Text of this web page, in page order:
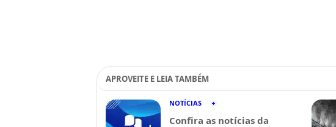
APROVEITE E LEIA TAMBÉM
NOTÍCIAS
Confira as notícias da